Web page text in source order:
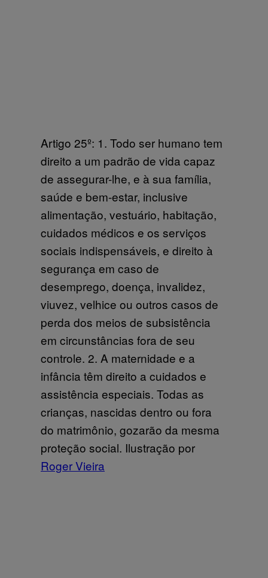
Artigo 25º: 1. Todo ser humano tem
direito a um padrão de vida capaz
de assegurar-lhe, e à sua família,
saúde e bem-estar, inclusive
alimentação, vestuário, habitação,
cuidados médicos e os serviços
sociais indispensáveis, e direito à
segurança em caso de
desemprego, doença, invalidez,
viuvez, velhice ou outros casos de
perda dos meios de subsistência
em circunstâncias fora de seu
controle. 2. A maternidade e a
infância têm direito a cuidados e
assistência especiais. Todas as
crianças, nascidas dentro ou fora
do matrimônio, gozarão da mesma
proteção social. Ilustração por
Roger Vieira